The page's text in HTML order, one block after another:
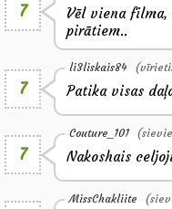
7
Vēl viena filma,
pirātiem..
7
li3liskais84
Patika visas
7
Couture_101
Nakoshais
MissChakliite